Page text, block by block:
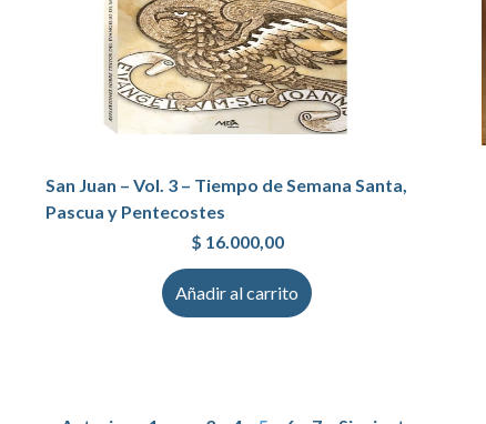
San Juan – Vol. 3 – Tiempo de Semana Santa,
Pascua y Pentecostes
$ 16.000,00
Añadir al carrito